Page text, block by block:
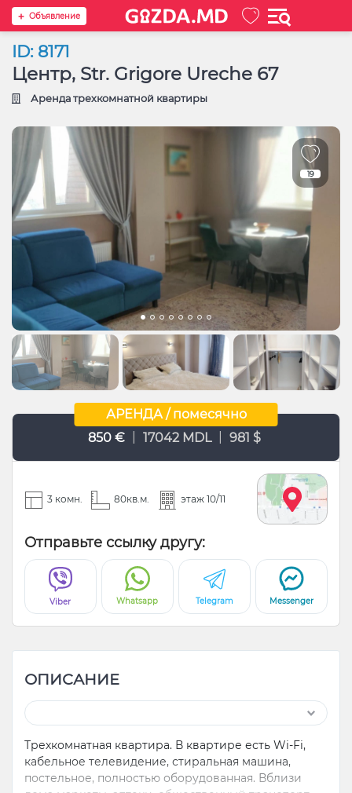
Oбъявление
ID: 8171
Центр, Str. Grigore Ureche 67
Аренда трехкомнатной квартиры
19
АРЕНДА / помесячно
850 €
17042 MDL 981 $
3 комн. 80кв.м. этаж 10/11
Отправьте ссылку другу:
Viber Whatsapp Telegram Messenger
ОПИСАНИЕ
Трехкомнатная квартира. В квартире есть Wi-Fi,
кабельное телевидение, стиральная машина,
постельное, полностью оборудованная. Вблизи